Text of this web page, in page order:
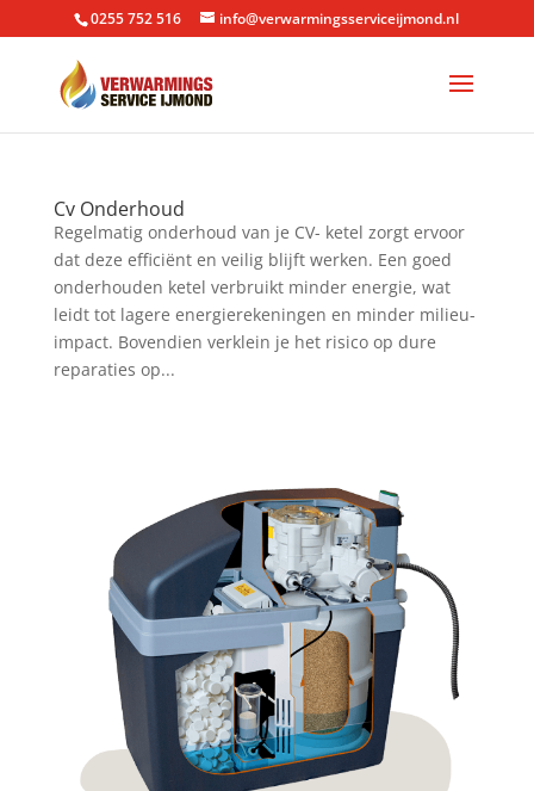
0255 752 516 info@verwarmingsserviceijmond.nl
Cv Onderhoud
Regelmatig onderhoud van je CV- ketel zorgt ervoor
dat deze efficiënt en veilig blijft werken. Een goed
onderhouden ketel verbruikt minder energie, wat
leidt tot lagere energierekeningen en minder milieu-
impact. Bovendien verklein je het risico op dure
reparaties op...